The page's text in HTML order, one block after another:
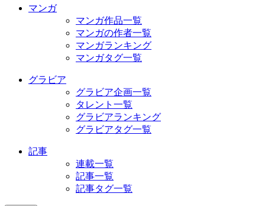
マンガ
マンガ作品一覧
マンガの作者一覧
マンガランキング
マンガタグ一覧
グラビア
グラビア企画一覧
タレント一覧
グラビアランキング
グラビアタグ一覧
記事
連載一覧
記事一覧
記事タグ一覧